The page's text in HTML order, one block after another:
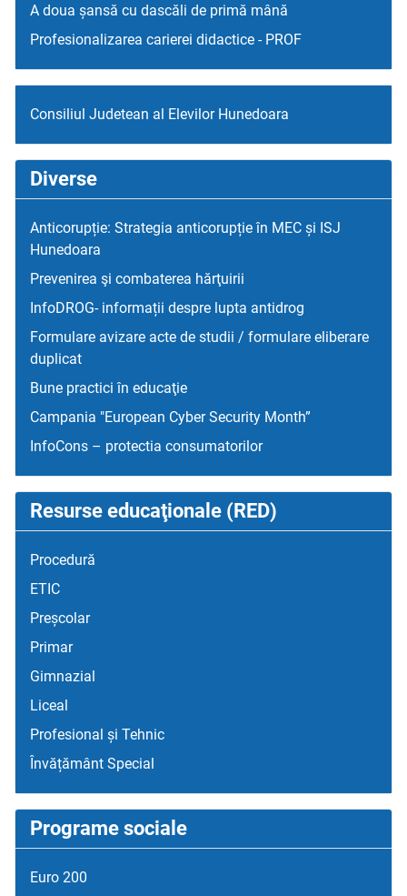
A doua șansă cu dascăli de primă mână
Profesionalizarea carierei didactice - PROF
Consiliul Judetean al Elevilor Hunedoara
Diverse
Anticorupție: Strategia anticorupție în MEC și ISJ
Hunedoara
Prevenirea şi combaterea hărţuirii
InfoDROG- informații despre lupta antidrog
Formulare avizare acte de studii / formulare eliberare
duplicat
Bune practici în educaţie
Campania "European Cyber Security Month”
InfoCons – protectia consumatorilor
Resurse educaţionale (RED)
Procedură
ETIC
Preșcolar
Primar
Gimnazial
Liceal
Profesional și Tehnic
Învățământ Special
Programe sociale
Euro 200